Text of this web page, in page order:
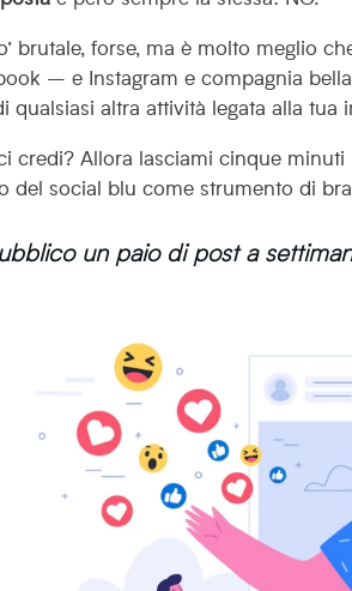
brutale, forse, ma è molto meglio
– e Instagram e compagnia
qualsiasi altra attività legata alla tua
credi? Allora lasciami cinque minuti
del social blu come strumento di
un paio di post a